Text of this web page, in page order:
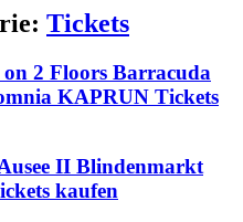
Tickets
2 Floors Barracuda
KAPRUN Tickets
II Blindenmarkt
kaufen